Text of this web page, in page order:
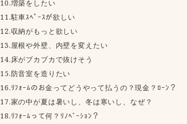
10.増築をしたい
11.駐車ｽﾍﾟｰｽが欲しい
12.収納がもっと欲しい
13.屋根や外壁、内壁を変えたい
14.床がブカブカで抜けそう
15.防音室を造りたい
16.ﾘﾌｫｰﾑのお金ってどうやって払うの？現金？ﾛｰﾝ？
17.家の中が夏は暑いし、冬は寒いし、なぜ？
18.ﾘﾌｫｰﾑって何？ﾘﾉﾍﾞｰｼｮﾝ？